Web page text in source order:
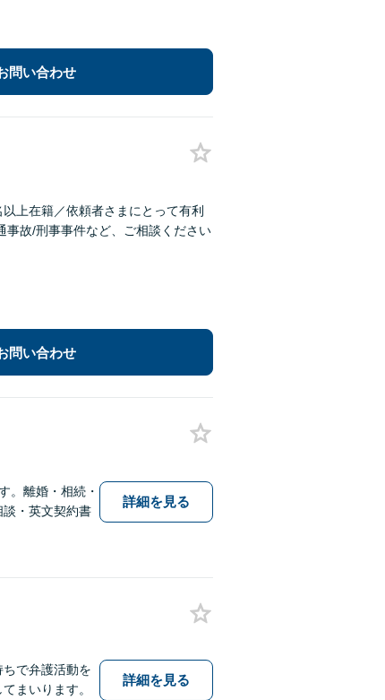
問い合わせ
上在籍／依頼者さまにとって有利
事故/刑事事件など、ご相談ください
問い合わせ
。離婚・相続・
・英文契約書
詳細を見る
で弁護活動を
まいります。
詳細を見る